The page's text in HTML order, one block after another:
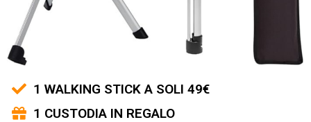
1 WALKING STICK A SOLI 49€
1 CUSTODIA IN REGALO